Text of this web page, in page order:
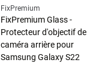
FixPremium
FixPremium Glass -
Protecteur d'objectif de
caméra arrière pour
Samsung Galaxy S22